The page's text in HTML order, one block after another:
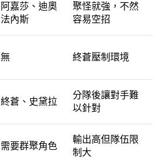
阿嘉莎、迪奧
法內斯
聚怪就強，不然
容易空招
無 終蒼壓制環境
終蒼、史黛拉
分隊後讓對手難
以針對
需要群聚角色
輸出高但隊伍限
制大